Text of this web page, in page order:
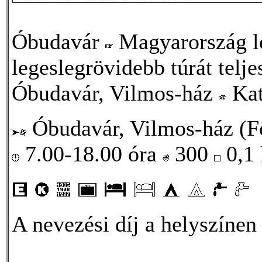
Óbudavár
Magyarország
legeslegrövidebb túrát
Óbudavár, Vilmos-ház
Óbudavár, Vilmos-ház
7.00-18.00 óra
300
A nevezési díj a